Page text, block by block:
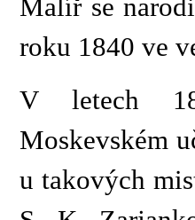
Malíř se
roku 1840 ve
V letech
Moskevském
u takových